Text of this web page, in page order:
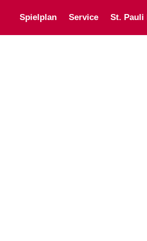
Spielplan Service St. Pauli